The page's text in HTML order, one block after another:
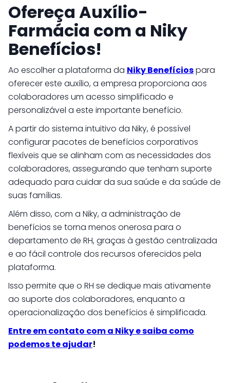
Ofereça Auxílio-
Farmácia com a Niky
Benefícios!
Ao escolher a plataforma da Niky Benefíciospara
oferecer este auxílio, a empresa proporciona aos
colaboradores um acesso simplificado e
personalizável a este importante benefício.
A partir do sistema intuitivo da Niky, é possível
configurar pacotes de benefícios corporativos
flexíveis que se alinham com as necessidades dos
colaboradores, assegurando que tenham suporte
adequado para cuidar da sua saúde e da saúde de
suas famílias.
Além disso, com a Niky, a administração de
benefícios se torna menos onerosa para o
departamento de RH, graças à gestão centralizada
e ao fácil controle dos recursos oferecidos pela
plataforma.
Isso permite que o RH se dedique mais ativamente
ao suporte dos colaboradores, enquanto a
operacionalização dos benefícios é simplificada.
Entre em contato com a Niky e saiba como
podemos te ajudar!